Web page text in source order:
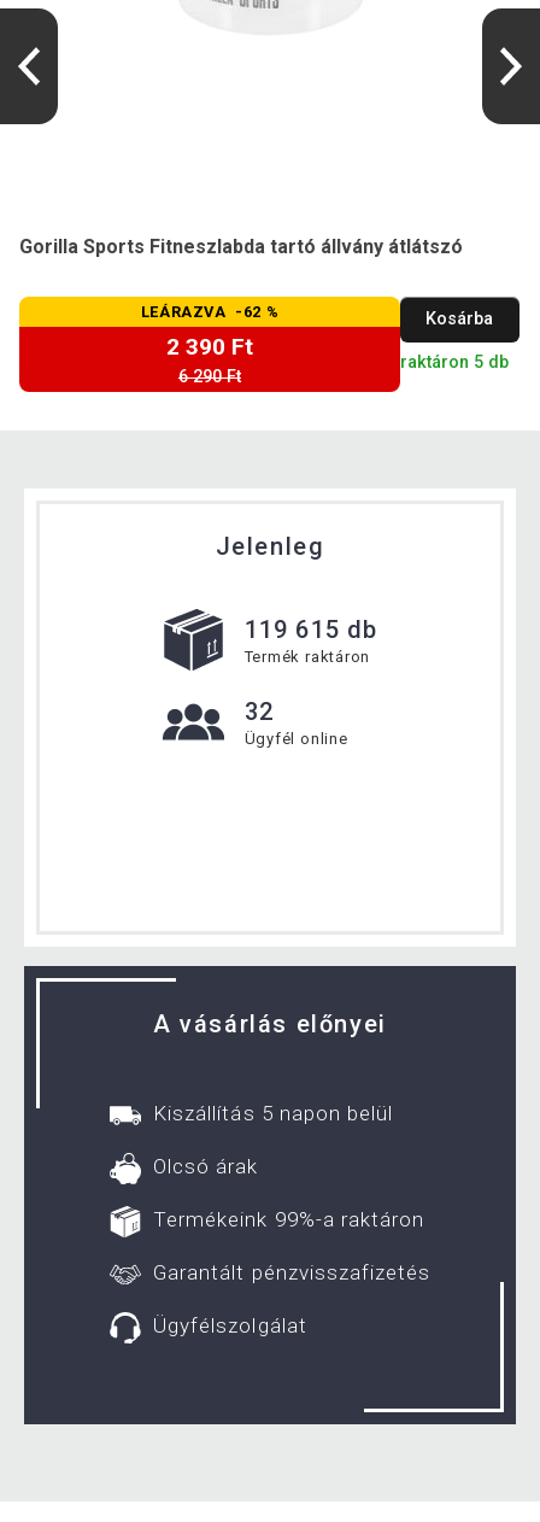
Gorilla Sports Fitneszlabda tartó állvány átlátszó
LEÁRAZVA -62 %
2 390 Ft
6 290 Ft
Kosárba
raktáron 5 db
Jelenleg
119 615 db
Termék raktáron
32
Ügyfél online
A vásárlás előnyei
Kiszállítás 5 napon belül
Olcsó árak
Termékeink 99%-a raktáron
Garantált pénzvisszafizetés
Ügyfélszolgálat